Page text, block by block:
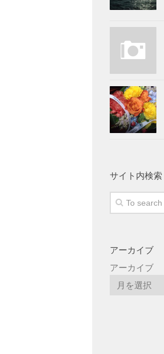
サイト内検索
アーカイブ
アーカイブ